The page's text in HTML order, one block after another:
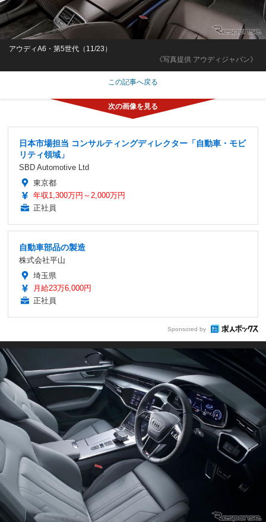
《写真提供 アウディジャパン》
アウディA6・第5世代（11/23）
この記事へ戻る
日本市場担当 コンサルティングディレクター「自動車・モビ
リティ領域」
SBD Automotive Ltd
東京都
年収1,300万円～2,000万円
正社員
自動車部品の製造
株式会社平山
埼玉県
月給23万6,000円
正社員
Sponsored by